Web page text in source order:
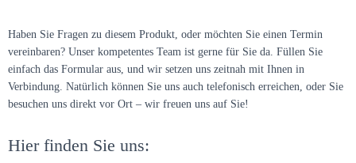
Haben Sie Fragen zu diesem Produkt, oder möchten Sie einen Termin
vereinbaren? Unser kompetentes Team ist gerne für Sie da. Füllen Sie
einfach das Formular aus, und wir setzen uns zeitnah mit Ihnen in
Verbindung. Natürlich können Sie uns auch telefonisch erreichen, oder Sie
besuchen uns direkt vor Ort – wir freuen uns auf Sie!
Hier finden Sie uns: